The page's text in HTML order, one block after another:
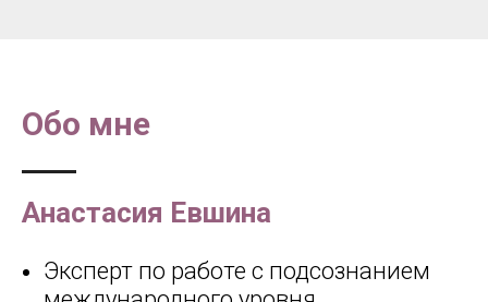
Обо мне
Анастасия Евшина
Эксперт по работе с подсознанием